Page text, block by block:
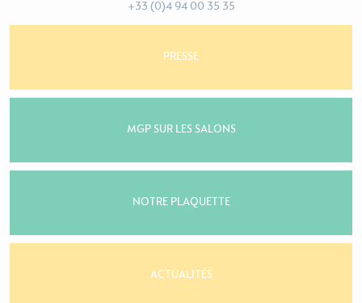
+33 (0)4 94 00 35 35
PRESSE
MGP SUR LES SALONS
NOTRE PLAQUETTE
ACTUALITÉS